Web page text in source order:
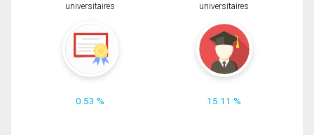
universitaires
0.53 %
universitaires
15.11 %